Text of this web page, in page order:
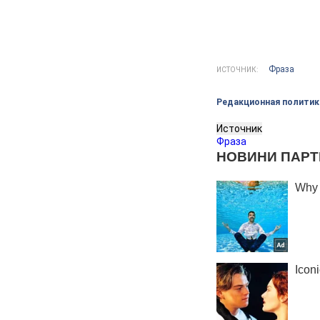
ИСТОЧНИК: Фраза
Редакционная
Источник
Фраза